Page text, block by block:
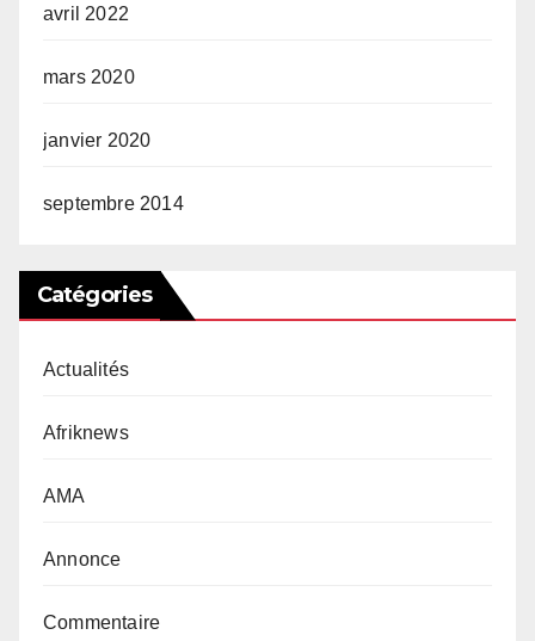
avril 2022
mars 2020
janvier 2020
septembre 2014
Catégories
Actualités
Afriknews
AMA
Annonce
Commentaire